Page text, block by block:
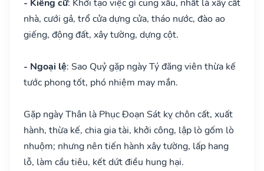
- Kiêng cữ: Khởi tạo việc gì cũng xấu, nhất là xây cất
nhà, cưới gả, trổ cửa dựng cửa, tháo nước, đào ao
giếng, động đất, xây tường, dựng cột.
- Ngoại lệ: Sao Quỷ gặp ngày Tý đăng viên thừa kế
tước phong tốt, phó nhiệm may mắn.
Gặp ngày Thân là Phục Đoạn Sát kỵ chôn cất, xuất
hành, thừa kế, chia gia tài, khởi công, lập lò gốm lò
nhuộm; nhưng nên tiến hành xây tường, lấp hang
lỗ, làm cầu tiêu, kết dứt điều hung hại.